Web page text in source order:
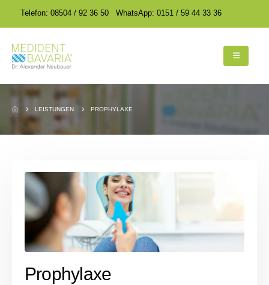
Telefon: 08504 / 92 36 50 WhatsApp: 0151 / 59 44 33 36
LEISTUNGEN PROPHYLAXE
Prophylaxe